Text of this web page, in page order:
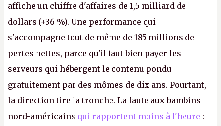
affiche un chiffre d'affaires de 1,5 milliard de
dollars (+36 %). Une performance qui
s'accompagne tout de même de 185 millions de
pertes nettes, parce qu'il faut bien payer les
serveurs qui hébergent le contenu pondu
gratuitement par des mômes de dix ans. Pourtant,
la direction tire la tronche. La faute aux bambins
nord-américains qui rapportent moins à l'heure :